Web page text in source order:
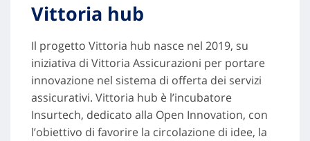
Vittoria hub
Il progetto Vittoria hub nasce nel 2019, su
iniziativa di Vittoria Assicurazioni per portare
innovazione nel sistema di offerta dei servizi
assicurativi. Vittoria hub è l’incubatore
Insurtech, dedicato alla Open Innovation, con
l’obiettivo di favorire la circolazione di idee, la